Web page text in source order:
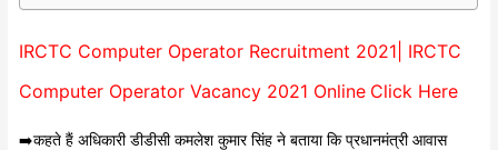
IRCTC Computer Operator Recruitment 2021| IRCTC
Computer Operator Vacancy 2021 Online Click Here
➡️कहते हैं अधिकारी डीडीसी कमलेश कुमार सिंह ने बताया कि प्रधानमंत्री आवास